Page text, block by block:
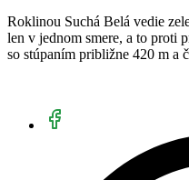
Roklinou Suchá Belá vedie
len v jednom smere, a to proti
so stúpaním približne 420 m a